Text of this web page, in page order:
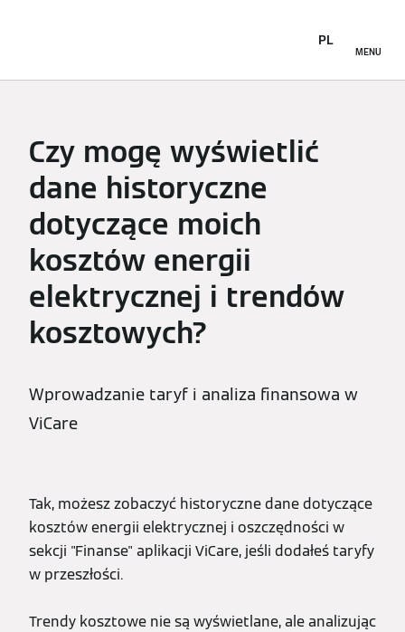
MENU
PL
Czy mogę wyświetlić
dane historyczne
dotyczące moich
kosztów energii
elektrycznej i trendów
kosztowych?
Wprowadzanie taryf i analiza finansowa w
ViCare
Tak, możesz zobaczyć historyczne dane dotyczące
kosztów energii elektrycznej i oszczędności w
sekcji "Finanse" aplikacji ViCare, jeśli dodałeś taryfy
w przeszłości.
Trendy kosztowe nie są wyświetlane, ale analizując